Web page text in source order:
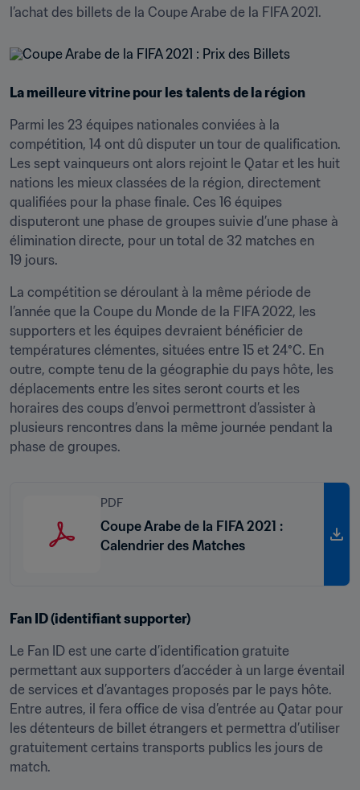
l’achat des billets de la Coupe Arabe de la FIFA 2021.
La meilleure vitrine pour les talents de la région
Parmi les 23 équipes nationales conviées à la
compétition, 14 ont dû disputer un tour de qualification.
Les sept vainqueurs ont alors rejoint le Qatar et les huit
nations les mieux classées de la région, directement
qualifiées pour la phase finale. Ces 16 équipes
disputeront une phase de groupes suivie d’une phase à
élimination directe, pour un total de 32 matches en
19 jours.
La compétition se déroulant à la même période de
l’année que la Coupe du Monde de la FIFA 2022, les
supporters et les équipes devraient bénéficier de
températures clémentes, situées entre 15 et 24°C. En
outre, compte tenu de la géographie du pays hôte, les
déplacements entre les sites seront courts et les
horaires des coups d’envoi permettront d’assister à
plusieurs rencontres dans la même journée pendant la
phase de groupes.
PDF
Coupe Arabe de la FIFA 2021 :
Calendrier des Matches
Fan ID (identifiant supporter)
Le Fan ID est une carte d’identification gratuite
permettant aux supporters d’accéder à un large éventail
de services et d’avantages proposés par le pays hôte.
Entre autres, il fera office de visa d’entrée au Qatar pour
les détenteurs de billet étrangers et permettra d’utiliser
gratuitement certains transports publics les jours de
match.